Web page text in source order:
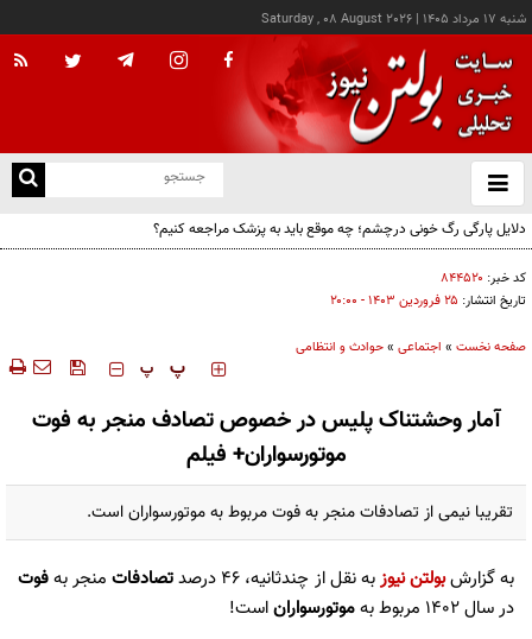
شنبه ۱۷ مرداد ۱۴۰۵ |
Saturday , 08 August 2026
باز
و
دلایل پارگی رگ خونی درچشم؛ چه موقع باید به پزشک مراجعه کنیم؟
کد خبر: ۸۴۴۵۲۰
تاریخ انتشار: ۲۵ فروردين ۱۴۰۳ - ۲۰:۰۰
صفحه نخست » اجتماعی »حوادث و انتظامی
‍‍‍ پ پ
آمار وحشتناک پلیس در خصوص تصادف منجر به فوت
موتورسواران+ فیلم
تقریبا نیمی از تصادفات منجر به فوت مربوط به موتورسواران است.
به گزارشبولتن نیوزبه نقل از چندثانیه، ۴۶ درصد تصادفات منجر بهفوت
در سال ۱۴۰۲ مربوط به
موتورسواراناست!